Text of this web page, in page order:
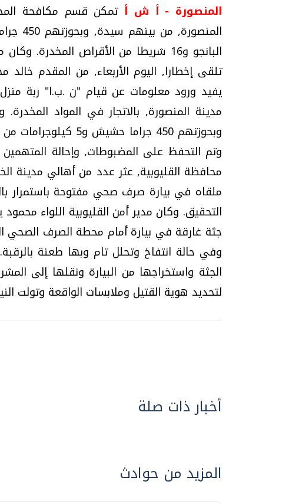
المنصورة - أ ش أ
البانجو و16 شريطا من الأقراص
تلقى إخطارا, اليوم الأربعاء, من المقدم
يفيد ورود معلومات عن قيام "ن .ب.ا" ربة
مدينة المنصورة, بالاتجار في المواد
وتم التحفظ على المضبوطات, وإحالة
محافظة القليوبية, عثر عدد من أهالي مدينة
ملقاه في بيارة صرف صحي مفتوحة باستمرار
التحقيق. وكان مدير أمن القليوبية اللواء
جثة غارقة في بيارة أمام محطة الصرف الصحي
وفي حالة انتفاخ وتحلل تام وبها طعنة
الجثة واستخراجها من البيارة ونقلها إلى
لتحديد هوية القتيل وملابسات الواقعة وتولت
أخبار ذات صلة
المزيد من حوادث
فيديو.. الإعلام الرقمي..
وتحديات هائلة
الخميس، 30 يوليو 2026 01:09 م
تحقيقات وحوارات
موجات الطقس الساخنة.. لماذا تحدث وكيف